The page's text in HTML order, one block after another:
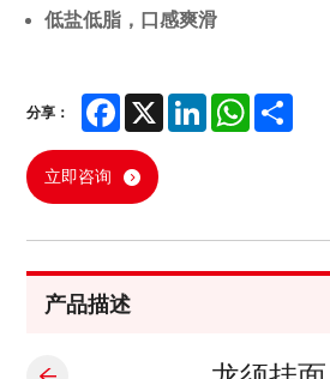
低盐低脂，口感爽滑
立即咨询
分享： Facebook
X LinkedInWhatsApp
产品描述